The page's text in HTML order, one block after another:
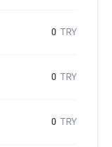
0 TRY
0 TRY
0 TRY